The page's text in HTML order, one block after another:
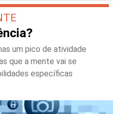
um pico de atividade
que a mente vai se
específicas